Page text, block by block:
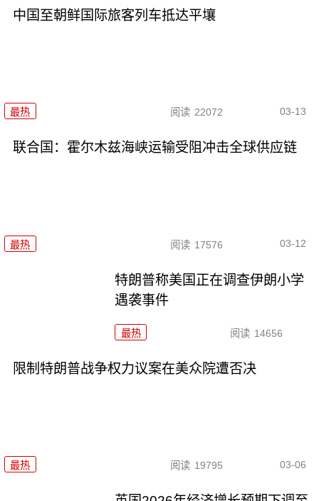
中国至朝鲜国际旅客列车抵达平壤
最热 阅读 22072 03-13
联合国：霍尔木兹海峡运输受阻冲击全球供应链
最热 阅读 17576 03-12
特朗普称美国正在调查伊朗小学
遇袭事件
最热 阅读 14656
限制特朗普战争权力议案在美众院遭否决
最热 阅读 19795 03-06